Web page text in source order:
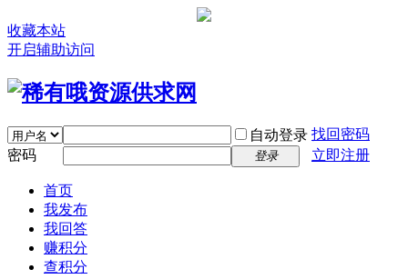
收藏本站
开启辅助访问
自动登录 找回密码
密码
登录 立即注册
首页
我发布
我回答
赚积分
查积分